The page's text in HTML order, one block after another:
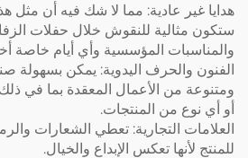
هدايا غير عادية: مما لا شك فيه أن مثل
ستكون مثالية للنقوش خلال حفلات
والمناسبات المؤسسية وأي أيام خاصة
الفنون والحرف اليدوية: يمكن بسهولة
ومتنوعة من الأعمال المعقدة بما في ذلك
أو أي نوع من المنتجات.
العلامات التجارية: تعطي الشعارات
للمنتج لأنها تعكس الإبداع والخيال.